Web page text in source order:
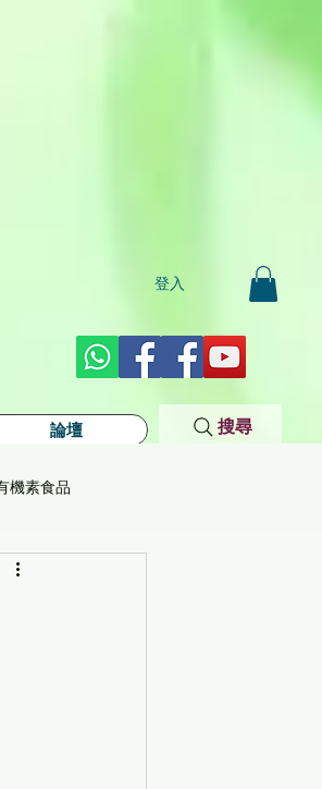
登入
論壇 搜尋
機素食品
學